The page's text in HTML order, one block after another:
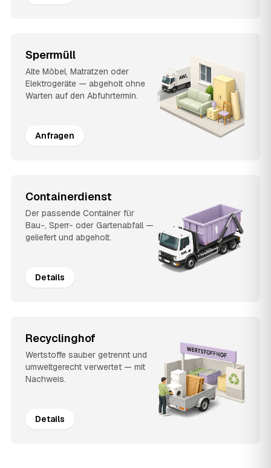
Sperrmüll
Alte Möbel, Matratzen oder
Elektrogeräte — abgeholt ohne
Warten auf den Abfuhrtermin.
Anfragen
Containerdienst
Der passende Container für
Bau-, Sperr- oder Gartenabfall —
geliefert und abgeholt.
Details
Recyclinghof
Wertstoffe sauber getrennt und
umweltgerecht verwertet — mit
Nachweis.
Details